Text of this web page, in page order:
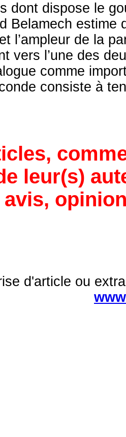
dont dispose le
Belamech
l’ampleur de la
vers l’une des
comme
consiste à
leur(s)
avis,
d'article ou